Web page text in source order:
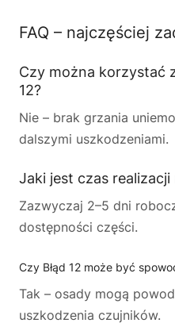
FAQ – najczęściej
Czy można korzystać
12?
Nie – brak grzania
dalszymi uszkodzeniami.
Jaki jest czas realizacji
Zazwyczaj 2–5 dni
dostępności części.
Czy Błąd 12 może być
Tak – osady mogą
uszkodzenia czujników.